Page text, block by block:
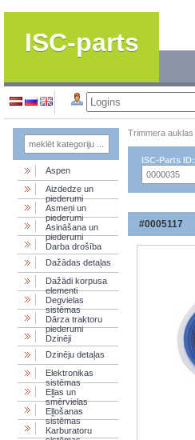
ISC-parts
Aspen
Aizdedze un
piederumi
Asmeņi un
piederumi
Asināšana un
piederumi
Darba drošība
Dažādas detaļas
Dažādi korpusa
elementi
Degvielas
sistēmas
Dārza traktoru
piederumi
Dzinēji
Dzinēju detaļas
Elektronikas
sistēmas
Eļļas un
smērvielas
Eļļošanas
sistēmas
Karburatoru
Trimmera auklas
ISC-Parts ID:
#0005117